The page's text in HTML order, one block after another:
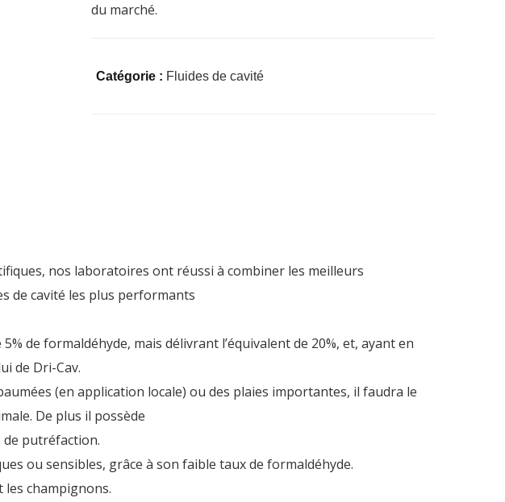
du marché.
Catégorie : Fluides de cavité
nos laboratoires ont réussi à combiner les meilleurs
de cavité les plus performants
de formaldéhyde, mais délivrant l’équivalent de 20%, et, ayant en
de Dri-Cav.
(en application locale) ou des plaies importantes, il faudra le
De plus il possède
putréfaction.
ou sensibles, grâce à son faible taux de formaldéhyde.
les champignons.